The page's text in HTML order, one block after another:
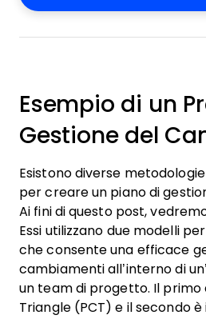
Esempio di un
Gestione del
Esistono diverse
per creare un piano di
Ai fini di questo post,
Essi utilizzano due modelli
che consente una efficace
cambiamenti all’interno di
un team di progetto. Il primo
Triangle (PCT) e il secondo è